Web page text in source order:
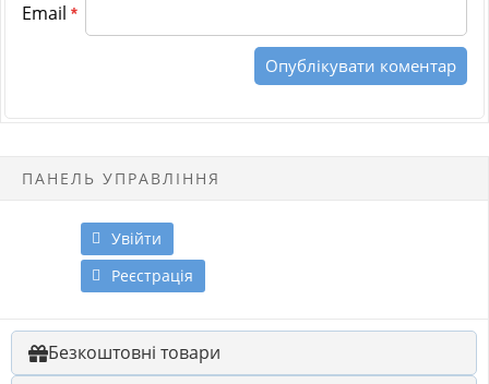
Email *
ПАНЕЛЬ УПРАВЛІННЯ
Увійти
Реєстрація
Безкоштовні товари